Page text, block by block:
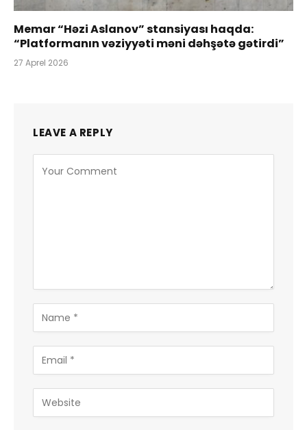
Memar “Həzi Aslanov” stansiyası haqda:
“Platformanın vəziyyəti məni dəhşətə gətirdi”
27 Aprel 2026
LEAVE A REPLY